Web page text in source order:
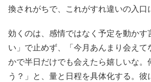
換されがちで、これがすれ違いの入口
効くのは、感情ではなく予定を動かす
い」で止めず、「今月あんまり会えて
かで半日だけでも会えたら嬉しいな。
う？」と、量と日程を具体化する。彼